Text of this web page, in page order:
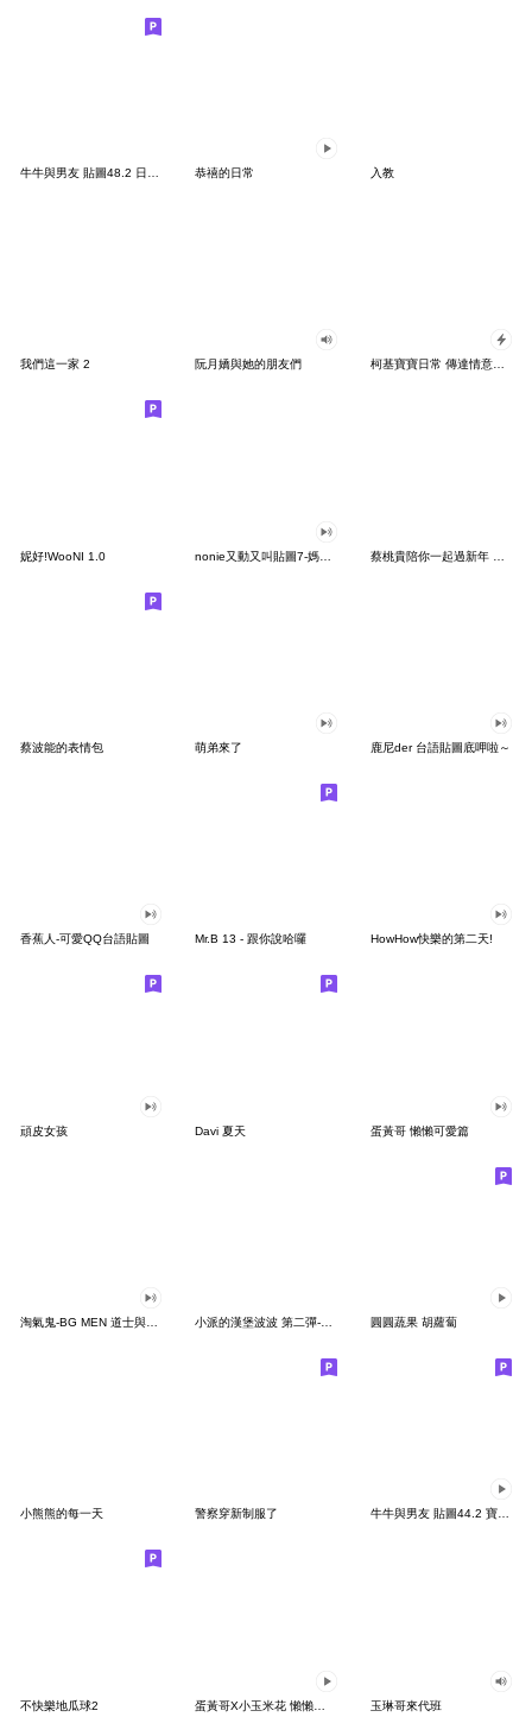
恭禧的日常 入教
我們這一家 2 阮月嬌與她的朋友們 柯基寶寶日常 傳達情意貼圖
妮好!WooNI 1.0
蔡波能的表情包 萌弟來了 鹿尼der 台語貼圖底呷啦～
香蕉人-可愛QQ台語貼圖 Mr.B 13 - 跟你說哈囉 HowHow快樂的第二天!
頑皮女孩 Davi 夏天 蛋黃哥 懶懶可愛篇
圓圓蔬果 胡蘿蔔
小熊熊的每一天 警察穿新制服了 牛牛與男友 貼圖44.2 寶包動態
不快樂地瓜球2 玉琳哥來代班